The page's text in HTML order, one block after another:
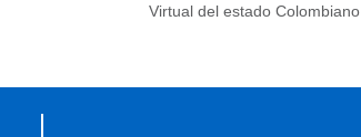
Virtual del estado Colombiano